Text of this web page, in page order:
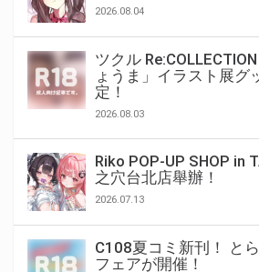
2026.08.04
ツクル
ょうま」イラスト展グ
定！
2026.08.03
Riko POP-UP SHOP in
之穴台北店舉辦！
2026.07.13
C108夏コミ新刊！ と
フェアが開催！